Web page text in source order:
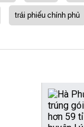
trái phiếu chính phủ